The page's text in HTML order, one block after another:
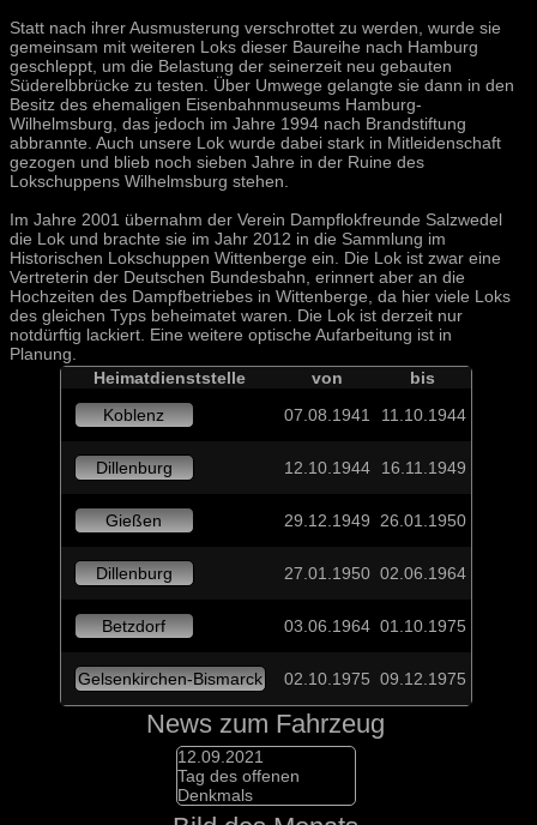
Statt nach ihrer Ausmusterung verschrottet zu werden, wurde sie
gemeinsam mit weiteren Loks dieser Baureihe nach Hamburg
geschleppt, um die Belastung der seinerzeit neu gebauten
Süderelbbrücke zu testen. Über Umwege gelangte sie dann in den
Besitz des ehemaligen Eisenbahnmuseums Hamburg-
Wilhelmsburg, das jedoch im Jahre 1994 nach Brandstiftung
abbrannte. Auch unsere Lok wurde dabei stark in Mitleidenschaft
gezogen und blieb noch sieben Jahre in der Ruine des
Lokschuppens Wilhelmsburg stehen.
Im Jahre 2001 übernahm der Verein Dampflokfreunde Salzwedel
die Lok und brachte sie im Jahr 2012 in die Sammlung im
Historischen Lokschuppen Wittenberge ein. Die Lok ist zwar eine
Vertreterin der Deutschen Bundesbahn, erinnert aber an die
Hochzeiten des Dampfbetriebes in Wittenberge, da hier viele Loks
des gleichen Typs beheimatet waren. Die Lok ist derzeit nur
notdürftig lackiert. Eine weitere optische Aufarbeitung ist in
Planung.
Heimatdienststelle
von
bis
Koblenz
07.08.1941 11.10.1944
Dillenburg 12.10.1944 16.11.1949
Gießen 29.12.1949 26.01.1950
Dillenburg 27.01.1950 02.06.1964
Betzdorf 03.06.1964 01.10.1975
Gelsenkirchen-Bismarck 02.10.1975 09.12.1975
News zum Fahrzeug
12.09.2021
Tag des offenen
Denkmals